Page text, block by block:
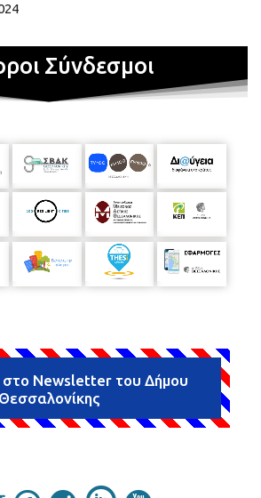
Σύνδεσμοι
Newsletter του Δήμου
Θεσσαλονίκης